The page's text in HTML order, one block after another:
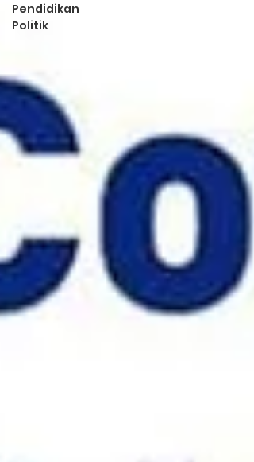
Pendidikan
Politik